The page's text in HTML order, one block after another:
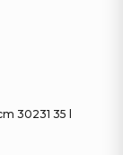
30231 35 l